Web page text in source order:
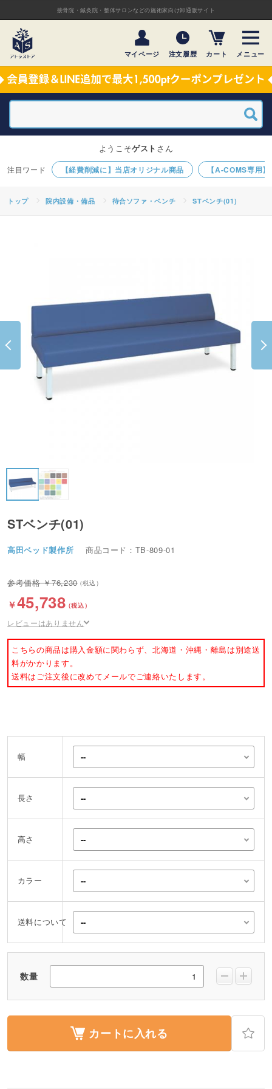
接骨院・鍼灸院・整体サロンなどの施術家向け卸通販サイト
マイページ 注文履歴 カート メニュー
【経費削減に】当店オリジナル商品 【A-COMS専用
ようこそゲスト さん
トップ 院内設備・備品 待合ソファ・ベンチ STベンチ(01)
STベンチ(01)
高田ベッド製作所 商品コード：TB-809-01
76,230
45,738
レビューはありません
こちらの商品は購入金額に関わらず、北海道・沖縄・離島は別途送
料がかかります。
送料はご注文後に改めてメールでご連絡いたします。
幅
長さ
高さ
カラー
送料について
数量
カートに入れる